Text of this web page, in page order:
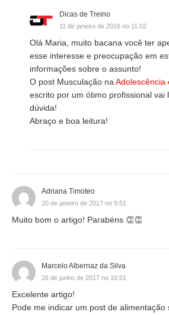
Dicas de Treino
11 de janeiro de 2016 no 11:02
Olá Maria, muito bacana você ter
esse interesse e preocupação em
informações sobre o assunto!
O post Musculação naAdolescência
escrito por um ótimo profissional vai
dúvida!
Abraço e boa leitura!
Adriana Timoteo
20 de janeiro de 2017 no 9:51
Muito bom o artigo! Parabéns 👏👏
Marcelo Albernaz da Silva
26 de junho de 2017 no 10:51
Excelente artigo!
Pode me indicar um post de alimentação